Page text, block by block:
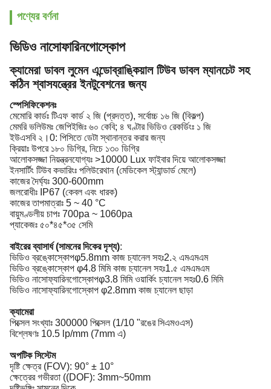
পণ্যের বর্ণনা
ভিডিও নাসোফারিনগোস্কোপ
ক্যামেরা ডাবল লুমেন এন্ডোব্রাঙ্কিয়াল টিউব ডাবল ম্যানচেট সহ
কঠিন শ্বাসযন্ত্রের ইনটুবেশনের জন্য
স্পেসিফিকেশনঃ
মেমোরি কার্ডঃ টিএফ কার্ড ২ জি (প্রদত্ত), সর্বোচ্চ ১৬ জি (বিকল্প)
মেমরি ভলিউমঃ জেপিইজিঃ ৬০ কেবি; ৪ ঘণ্টার ভিডিও রেকর্ডিংঃ ১ জি
ইউএসবি ২।0: পিসিতে ডেটা স্থানান্তর করার জন্য
ক্রিয়াঃ উপরে ১৮০ ডিগ্রি, নিচে ১৩০ ডিগ্রি
আলোকসজ্জা নিয়ন্ত্রনযোগ্যঃ >10000 Lux ফাইবার দিয়ে আলোকসজ্জা
ইনসার্টিং টিউব কভারিংঃ পলিউরেথান (মেডিকেল স্ট্যান্ডার্ড মেলে)
কাজের দৈর্ঘ্যঃ 300-600mm
জলরোধীঃ IP67 (কেবল এবং ধারক)
কাজের তাপমাত্রাঃ 5 ~ 40 °C
বায়ুমণ্ডলীয় চাপঃ 700pa ~ 1060pa
প্যাকেজঃ ৫০*৪৫*৩৫ সেমি
বাইরের ব্যাসার্ধ (সামনের দিকের দৃশ্য):
ভিডিও ব্রঙ্কোস্কোপφ5.8mm কাজ চ্যানেল সহঃ2.২ এমএমএম
ভিডিও ব্রঙ্কোস্কোপ φ4.8 মিমি কাজ চ্যানেল সহঃ1.৫ এমএমএম
ভিডিও নাসোফ্যারিনগোস্কোপφ3.8 মিমি ওয়ার্কিং চ্যানেল সহঃ0.6 মিমি
ভিডিও নাসোফ্যারিনগোস্কোপ φ2.8mm কাজ চ্যানেল ছাড়া
ক্যামেরা
পিক্সেল সংখ্যাঃ 300000 পিক্সেল (1/10 "রঙের সিএমওএস)
বিশ্লেষণঃ 10.5 lp/mm (7mm এ)
অপটিক সিস্টেম
দৃষ্টি ক্ষেত্র (FOV): 90° ± 10°
ক্ষেত্রের গভীরতা ((DOF): 3mm~50mm